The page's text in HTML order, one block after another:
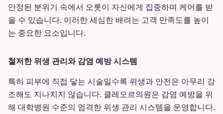
안정된 분위기 속에서 오롯이 자신에게 집중하며 케어를 받
을 수 있습니다. 이러한 세심한 배려는 고객 만족도를 높이
는 중요한 요소입니다.
철저한 위생 관리와 감염 예방 시스템
특히 피부에 직접 닿는 시술일수록 위생과 안전은 아무리 강
조해도 지나치지 않습니다. 클레오르의원은 감염 예방을 위
해 대학병원 수준의 엄격한 위생 관리 시스템을 운영합니다.